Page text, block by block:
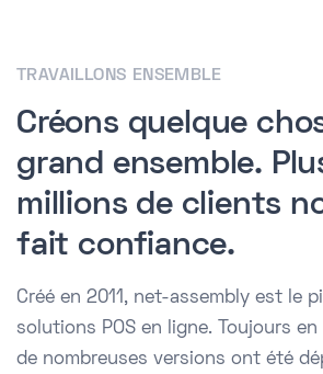
TRAVAILLONS ENSEMBLE
Créons quelque
grand ensemble.
millions de clients
fait confiance.
Créé en 2011, net-assembly est le
solutions POS en ligne. Toujours
de nombreuses versions ont été